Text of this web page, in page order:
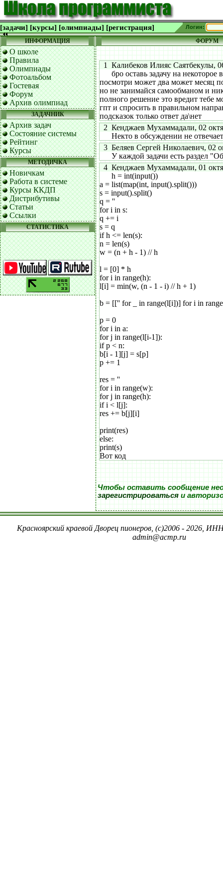
[задачи] [курсы] [олимпиады] [регистрация] Логин:
ИНФОРМАЦИЯ
О школе
Правила
Олимпиады
Фотоальбом
Гостевая
Форум
Архив олимпиад
ЗАДАЧНИК
Архив задач
Состояние системы
Рейтинг
Курсы
МЕТОДИЧКА
Новичкам
Работа в системе
Курсы ККДП
Дистрибутивы
Статьи
Ссылки
СТАТИСТИКА
ФОРУМ
1 Калибеков Илияс Саятбекулы,
бро оставь задачу на некоторое
посмотри может два может месяц
но не занимайся самообманом и
полного решение это вредит тебе
гпт и спросить в правильном
подсказок только ответ да\нет
2 Кенджаев Мухаммадали, 02
Некто в обсуждении не
3 Беляев Сергей Николаевич, 02
У каждой задачи есть раздел
4 Кенджаев Мухаммадали, 01
h = int(input())
a = list(map(int, input().split()))
s = input().split()
q = ''
for i in s:
q += i
s = q
if h <= len(s):
n = len(s)
w = (n + h - 1) // h
l = [0] * h
for i in range(h):
l[i] = min(w, (n - 1 - i) // h + 1)
b = [['' for _ in range(l[i])] for i in
p = 0
for i in a:
for j in range(l[i-1]):
if p < n:
b[i - 1][j] = s[p]
p += 1
res = ''
for i in range(w):
for j in range(h):
if i < l[j]:
res += b[j][i]
print(res)
else:
print(s)
Вот код
Чтобы оставить сообщение
зарегистрироватьсяи
Красноярский краевой Дворец пионеров, (c)2006 - 2026,
admin@acmp.ru